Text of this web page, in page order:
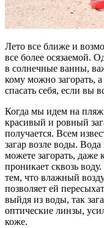
Лето все ближе и
все более осязаемой.
в солнечные ванны,
кому можно загорать,
спасать себя, если вы
Когда мы идем на
красивый и ровный
получается. Всем
загар возле воды.
можете загорать, даже
проникает сквозь
тем, что влажный
позволяет ей
выйдя из воды, так
оптические линзы,
коже.